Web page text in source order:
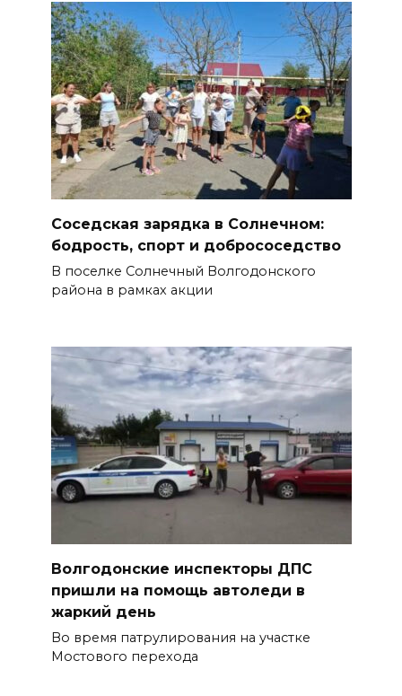
Соседская зарядка в Солнечном:
бодрость, спорт и добрососедство
В поселке Солнечный Волгодонского
района в рамках акции
Волгодонские инспекторы ДПС
пришли на помощь автоледи в
жаркий день
Во время патрулирования на участке
Мостового перехода